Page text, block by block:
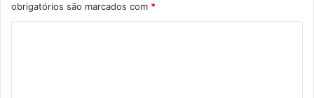
obrigatórios são marcados com *